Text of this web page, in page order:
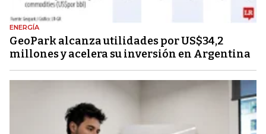
ENERGÍA
GeoPark alcanza utilidades por US$34,2
millones y acelera su inversión en Argentina